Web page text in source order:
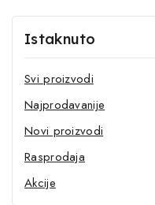
Istaknuto
Svi proizvodi
Najprodavanije
Novi proizvodi
Rasprodaja
Akcije